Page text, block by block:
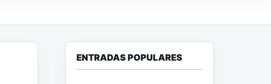
ENTRADAS POPULARES